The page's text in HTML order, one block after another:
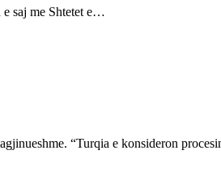
e saj me Shtetet e…
“Turqia e konsideron